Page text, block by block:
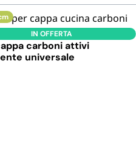
IN OFFERTA
carboni attivi
universale